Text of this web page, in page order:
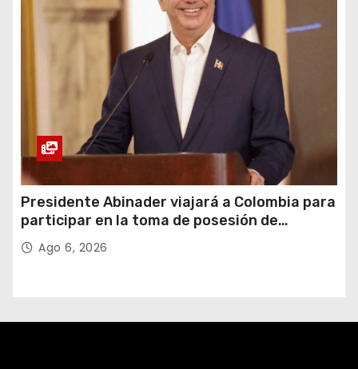
Presidente Abinader viajará a Colombia para
participar en la toma de posesión de
Abelardo de la Espriella
Ago 6, 2026